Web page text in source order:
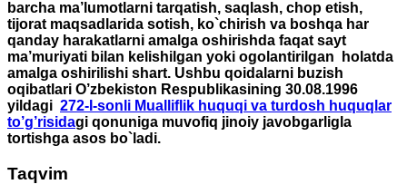
barcha ma’lumotlarni tarqatish, saqlash, chop etish,
tijorat maqsadlarida sotish, ko`chirish va boshqa har
qanday harakatlarni amalga oshirishda faqat sayt
ma’muriyati bilan kelishilgan yoki ogolantirilgan holatda
amalga oshirilishi shart. Ushbu qoidalarni buzish
oqibatlari O’zbekiston Respublikasining 30.08.1996
yildagi 272-I-sonli Mualliflik huquqi va turdosh huquqlar
to’g’risidagi qonuniga muvofiq jinoiy javobgarligla
tortishga asos bo`ladi.
Taqvim